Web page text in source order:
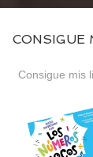
CONSIGUE
Consigue mis